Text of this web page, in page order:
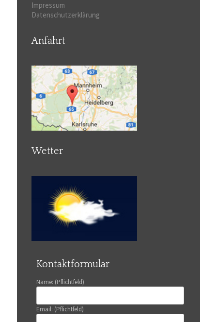
Impressum
Datenschutzerklärung
Anfahrt
Wetter
Kontaktformular
Name: (Pflichtfeld)
Email: (Pflichtfeld)